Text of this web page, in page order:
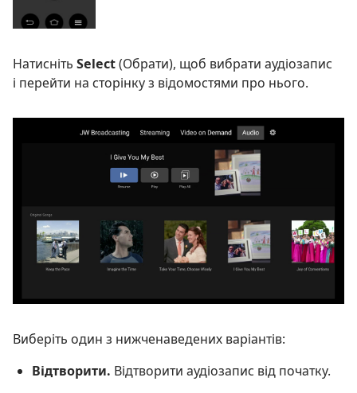
Натисніть Select(Обрати), щоб вибрати аудіозапис
і перейти на сторінку з відомостями про нього.
Виберіть один з нижченаведених варіантів:
Відтворити. Відтворити аудіозапис від початку.